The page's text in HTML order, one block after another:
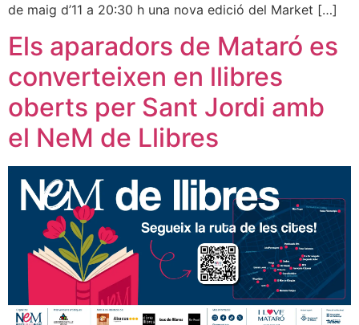
de maig d’11 a 20:30 h una nova edició del Market […]
Els aparadors de Mataró es
converteixen en llibres
oberts per Sant Jordi amb
el NeM de Llibres